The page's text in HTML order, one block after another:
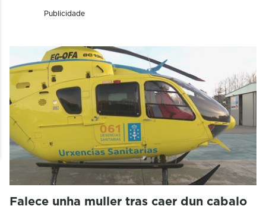
Falece unha muller tras caer dun cabalo
Publicidade